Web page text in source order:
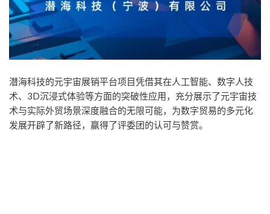
潜海科技的元宇宙展销平台项目凭借其在人工智能、数字人技
术、3D沉浸式体验等方面的突破性应用，充分展示了元宇宙技
术与实际外贸场景深度融合的无限可能，为数字贸易的多元化
发展开辟了新路径，赢得了评委团的认可与赞赏。